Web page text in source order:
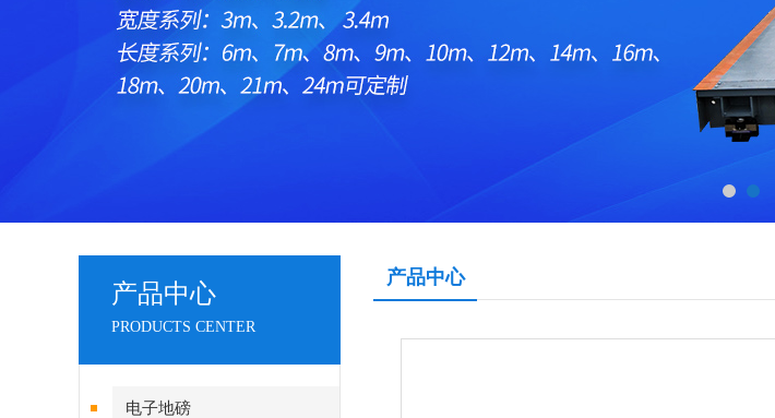
产品中心
PRODUCTS CENTER
电子地磅
产品中心